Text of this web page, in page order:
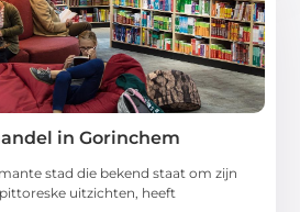
in Gorinchem
stad die bekend staat om zijn
uitzichten, heeft